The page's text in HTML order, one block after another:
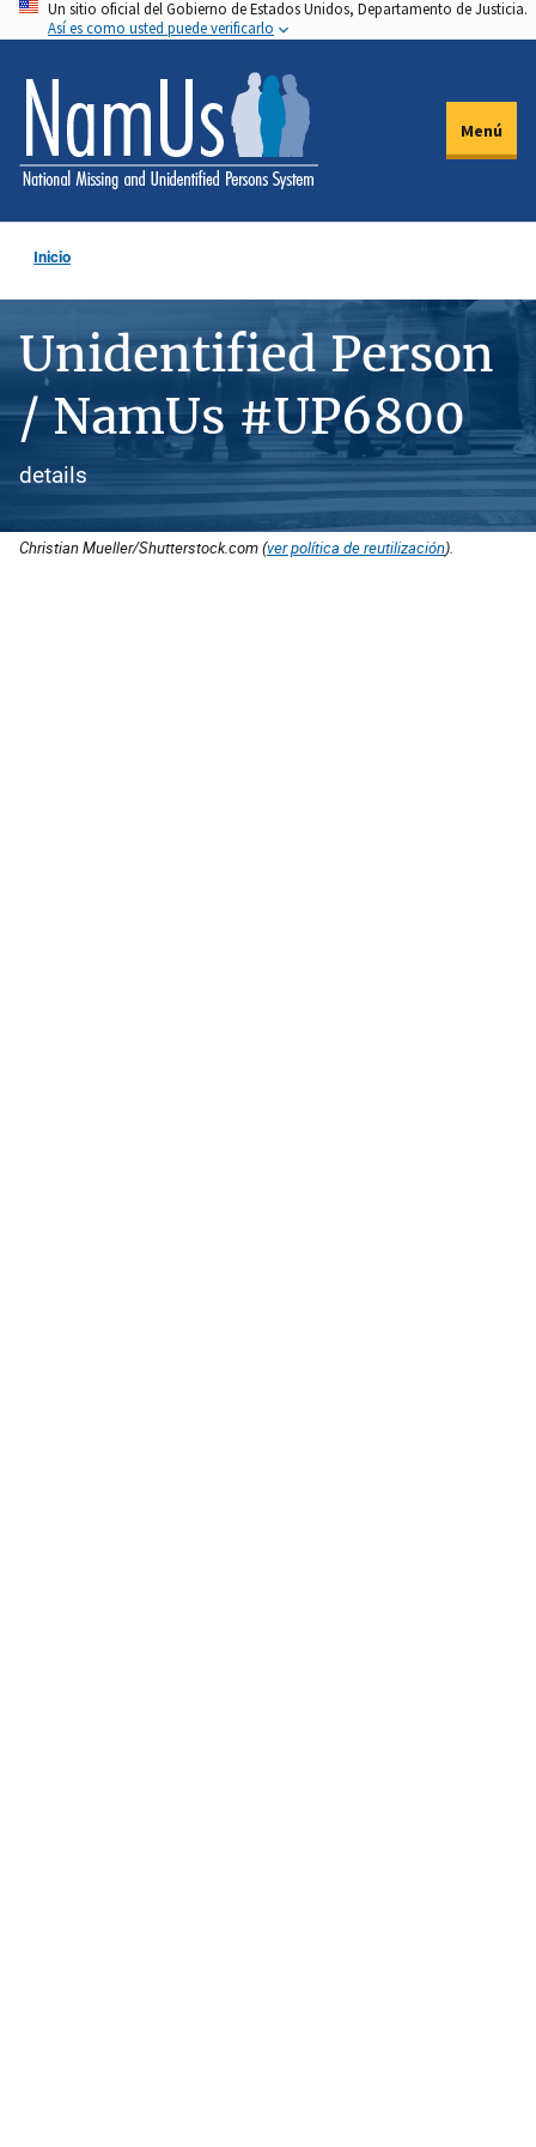
Pasar
al
contenido
principal
Un sitio oficial del Gobierno de Estados Unidos, Departamento de Justicia.
Así es como usted puede verificarlo
Menú
Inicio
Unidentified Person
/ NamUs #UP6800
details
Christian Mueller/Shutterstock.com (ver política de reutilización).